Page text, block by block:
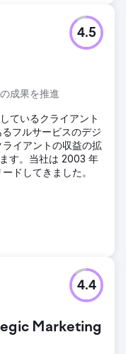
成果を推進
4.5
ているクライアント
フルサービスのデジ
イアントの収益の拡
す。当社は 2003 年
ドしてきました。
Marketing
4.4